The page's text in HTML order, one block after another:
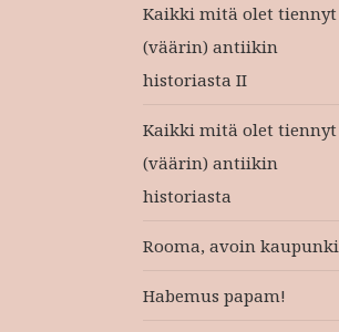
Kaikki mitä olet tiennyt
(väärin) antiikin
historiasta II
Kaikki mitä olet tiennyt
(väärin) antiikin
historiasta
Rooma, avoin kaupunki
Habemus papam!